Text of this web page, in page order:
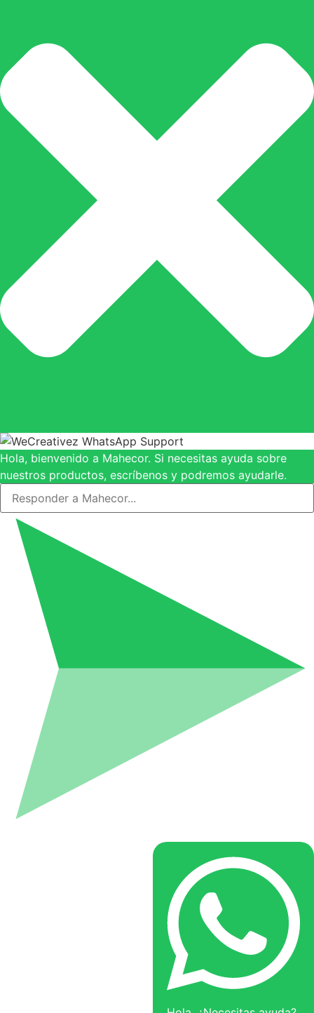
Hola, bienvenido a Mahecor. Si necesitas ayuda sobre
nuestros productos, escríbenos y podremos ayudarle.